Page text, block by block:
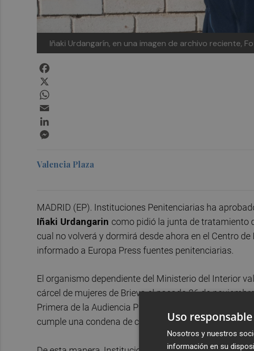
Iñaki Urdangarín, en una imagen de archivo reciente,
Valencia Plaza
MADRID (EP). Instituciones Penitenciarias ha
Iñaki Urdangarin como pidió la junta de tratamiento
cual no volverá y dormirá desde ahora en el Centro
informado a Europa Press fuentes penitenciarias.
El organismo dependiente del Ministerio del Interior
cárcel de mujeres de Brieva el pasado 26 de
Primera de la Audiencia Provincial de Baleares
cumple una condena de cinco años y diez meses por
Uso
Nosotros y nuestros
información en su